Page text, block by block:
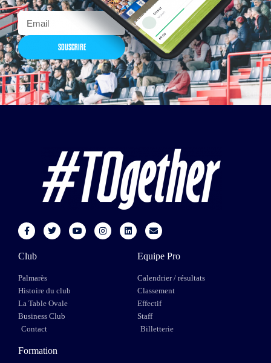
SOUSCRIRE
Club
Palmarès
Histoire du club
La Table Ovale
Business Club
Contact
Equipe Pro
Calendrier / résultats
Classement
Effectif
Staff
Billetterie
Formation